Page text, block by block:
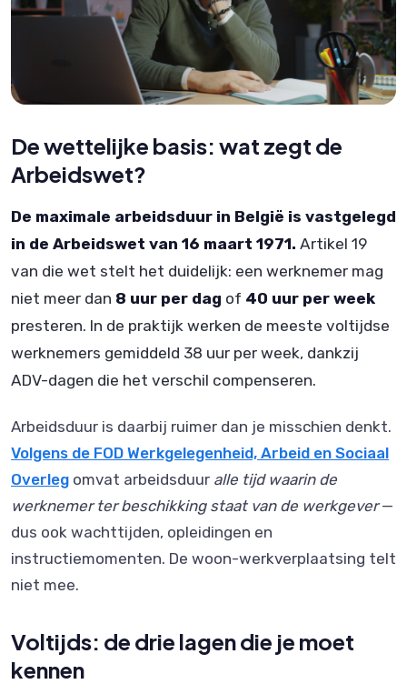
De wettelijke basis: wat zegt de
Arbeidswet?
De maximale arbeidsduur in België is vastgelegd
in de Arbeidswet van 16 maart 1971. Artikel 19
van die wet stelt het duidelijk: een werknemer mag
niet meer dan 8 uur per dag of 40 uur per week
presteren. In de praktijk werken de meeste voltijdse
werknemers gemiddeld 38 uur per week, dankzij
ADV-dagen die het verschil compenseren.
Arbeidsduur is daarbij ruimer dan je misschien denkt.
Volgens de FOD Werkgelegenheid, Arbeid en Sociaal
Overleg omvat arbeidsduur alle tijd waarin de
werknemer ter beschikking staat van de werkgever—
dus ook wachttijden, opleidingen en
instructiemomenten. De woon-werkverplaatsing telt
niet mee.
Voltijds: de drie lagen die je moet
kennen